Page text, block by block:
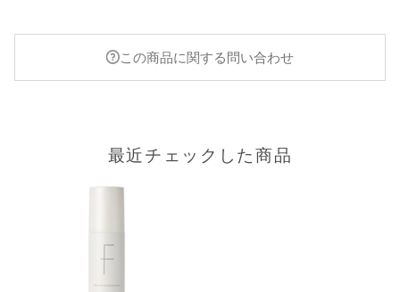
この商品に関する問い合わせ
最近チェックした商品